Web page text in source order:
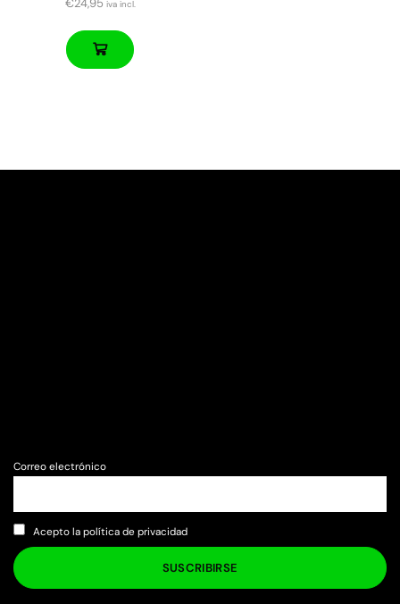
iva incl.
Correo electrónico
Acepto la política de privacidad